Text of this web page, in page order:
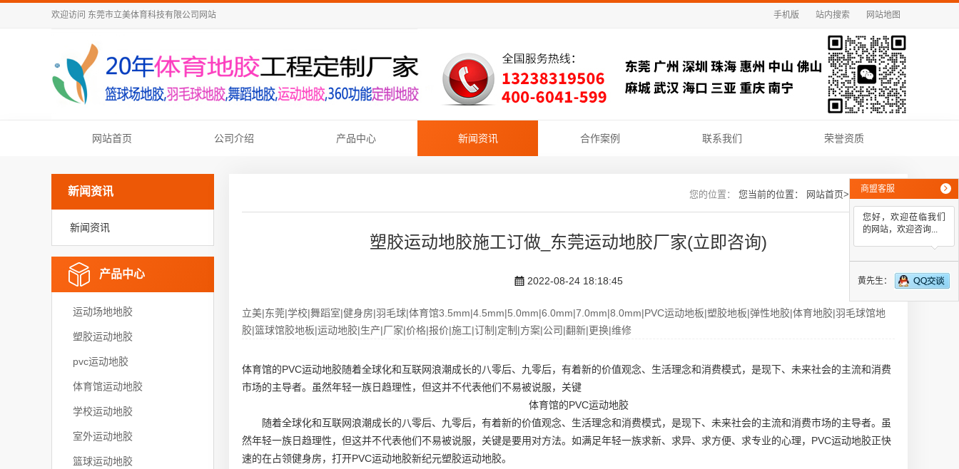
欢迎访问 东莞市立美体育科技有限公司 网站 手机版 站内搜索 网站地图
网站首页 公司介绍 产品中心 新闻资讯 合作案例 联系我们 荣誉资质
新闻资讯
新闻资讯
产品中心
运动场地地胶
塑胶运动地胶
pvc运动地胶
体育馆运动地胶
学校运动地胶
室外运动地胶
篮球运动地胶
您当前的位置： 网站首页>> 新闻资讯
塑胶运动地胶施工订做_东莞运动地胶厂家(立即咨询)
2022-08-24 18:18:45
立美|东莞|学校|舞蹈室|健身房|羽毛球|体育馆3.5mm|4.5mm|5.0mm|6.0mm|7.0mm|8.0mm|PVC运动地板|塑胶地板|弹性地胶|体育地胶|羽毛球馆地
胶|篮球馆胶地板|运动地胶|生产|厂家|价格|报价|施工|订制|定制|方案|公司|翻新|更换|维修
体育馆的PVC运动地胶随着全球化和互联网浪潮成长的八零后、九零后，有着新的价值观念、生活理念和消费模式，是现下、未来社会的主流和消费
市场的主导者。虽然年轻一族日趋理性，但这并不代表他们不易被说服，关键
体育馆的PVC运动地胶
随着全球化和互联网浪潮成长的八零后、九零后，有着新的价值观念、生活理念和消费模式，是现下、未来社会的主流和消费市场的主导者。虽
然年轻一族日趋理性，但这并不代表他们不易被说服，关键是要用对方法。如满足年轻一族求新、求异、求方便、求专业的心理，PVC运动地胶正快
速的在占领健身房，打开PVC运动地胶新纪元塑胶运动地胶。
商盟客服
您好，欢迎莅临我们
的网站，欢迎咨询...
黄先生：